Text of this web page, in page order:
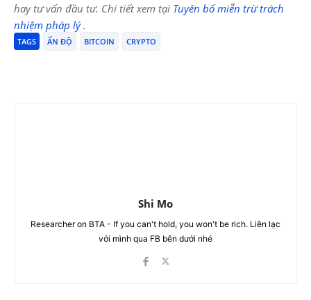
hay tư vấn đầu tư. Chi tiết xem tại Tuyên bố miễn trừ trách
nhiệm pháp lý.
TAGS ẤN ĐỘ BITCOIN CRYPTO
Shi Mo
Researcher on BTA - If you can't hold, you won't be rich. Liên lạc
với mình qua FB bên dưới nhé